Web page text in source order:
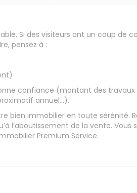
Si des visiteurs ont un coup de
pensez à :
confiance (montant des
annuel…).
bien immobilier en toute sérénité.
l’aboutissement de la vente. Vous
Premium Service.